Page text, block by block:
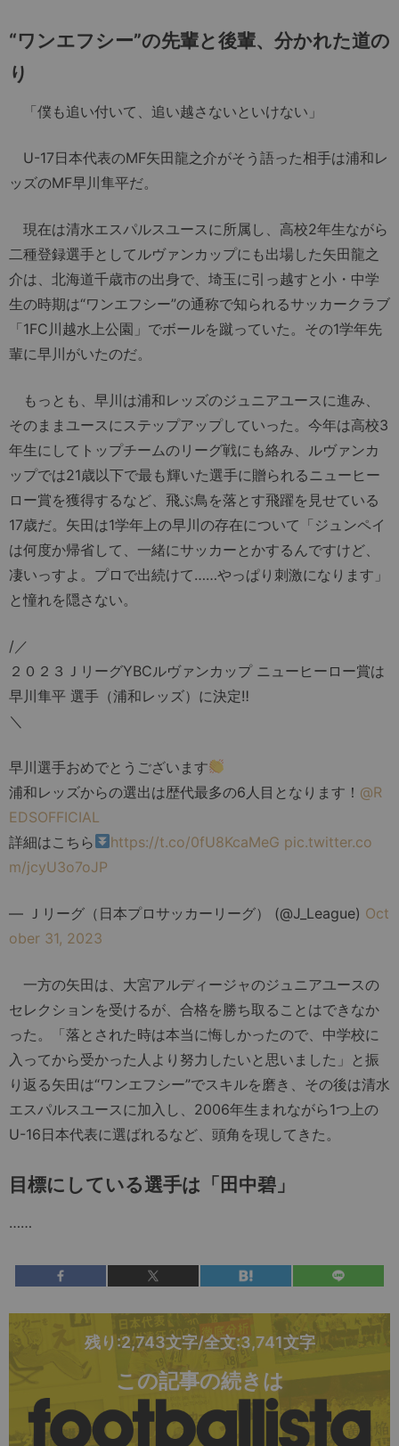
“ワンエフシー”の先輩と後輩、分かれた道の
り
「僕も追い付いて、追い越さないといけない」
U-17日本代表のMF矢田龍之介がそう語った相手は浦和レ
ッズのMF早川隼平だ。
現在は清水エスパルスユースに所属し、高校2年生ながら
二種登録選手としてルヴァンカップにも出場した矢田龍之
介は、北海道千歳市の出身で、埼玉に引っ越すと小・中学
生の時期は“ワンエフシー”の通称で知られるサッカークラブ
「1FC川越水上公園」でボールを蹴っていた。その1学年先
輩に早川がいたのだ。
もっとも、早川は浦和レッズのジュニアユースに進み、
そのままユースにステップアップしていった。今年は高校3
年生にしてトップチームのリーグ戦にも絡み、ルヴァンカ
ップでは21歳以下で最も輝いた選手に贈られるニューヒー
ロー賞を獲得するなど、飛ぶ鳥を落とす飛躍を見せている
17歳だ。矢田は1学年上の早川の存在について「ジュンペイ
は何度か帰省して、一緒にサッカーとかするんですけど、
凄いっすよ。プロで出続けて……やっぱり刺激になります」
と憧れを隠さない。
/／
２０２３ＪリーグYBCルヴァンカップ ニューヒーロー賞は
早川隼平 選手（浦和レッズ）に決定‼
＼
早川選手おめでとうございます
浦和レッズからの選出は歴代最多の6人目となります！ @R
EDSOFFICIAL
詳細はこちら
https://t.co/0fU8KcaMeG pic.twitter.co
m/jcyU3o7oJP
— Ｊリーグ（日本プロサッカーリーグ） (@J_League) Oct
ober 31, 2023
一方の矢田は、大宮アルディージャのジュニアユースの
セレクションを受けるが、合格を勝ち取ることはできなか
った。「落とされた時は本当に悔しかったので、中学校に
入ってから受かった人より努力したいと思いました」と振
り返る矢田は“ワンエフシー”でスキルを磨き、その後は清水
エスパルスユースに加入し、2006年生まれながら1つ上の
U-16日本代表に選ばれるなど、頭角を現してきた。
目標にしている選手は「田中碧」
……
残り:2,743文字/全文:3,741文字
この記事の続きは